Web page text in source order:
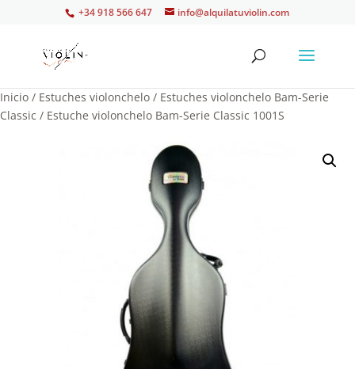
+34 918 566 647 info@alquilatuviolin.com
Inicio / Estuches violonchelo / Estuches violonchelo Bam-Serie
Classic / Estuche violonchelo Bam-Serie Classic 1001S